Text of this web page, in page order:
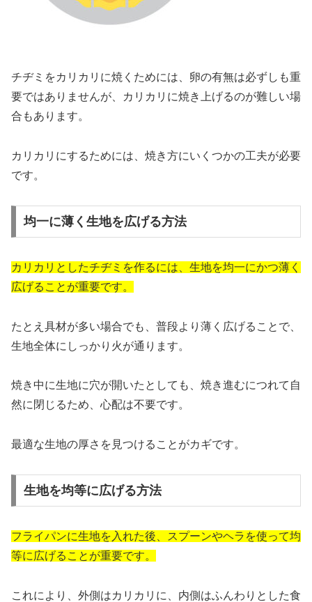
チヂミをカリカリに焼くためには、卵の有無は必ずしも重
要ではありませんが、カリカリに焼き上げるのが難しい場
合もあります。
カリカリにするためには、焼き方にいくつかの工夫が必要
です。
均一に薄く生地を広げる方法
カリカリとしたチヂミを作るには、生地を均一にかつ薄く
広げることが重要です。
たとえ具材が多い場合でも、普段より薄く広げることで、
生地全体にしっかり火が通ります。
焼き中に生地に穴が開いたとしても、焼き進むにつれて自
然に閉じるため、心配は不要です。
最適な生地の厚さを見つけることがカギです。
生地を均等に広げる方法
フライパンに生地を入れた後、スプーンやヘラを使って均
等に広げることが重要です。
これにより、外側はカリカリに、内側はふんわりとした食